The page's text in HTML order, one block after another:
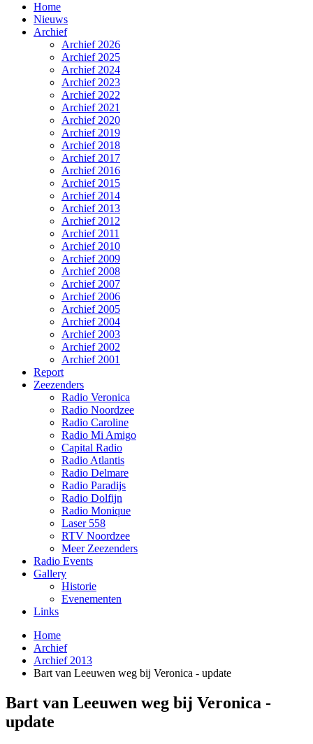
Home
Nieuws
Archief
Archief 2026
Archief 2025
Archief 2024
Archief 2023
Archief 2022
Archief 2021
Archief 2020
Archief 2019
Archief 2018
Archief 2017
Archief 2016
Archief 2015
Archief 2014
Archief 2013
Archief 2012
Archief 2011
Archief 2010
Archief 2009
Archief 2008
Archief 2007
Archief 2006
Archief 2005
Archief 2004
Archief 2003
Archief 2002
Archief 2001
Report
Zeezenders
Radio Veronica
Radio Noordzee
Radio Caroline
Radio Mi Amigo
Capital Radio
Radio Atlantis
Radio Delmare
Radio Paradijs
Radio Dolfijn
Radio Monique
Laser 558
RTV Noordzee
Meer Zeezenders
Radio Events
Gallery
Historie
Evenementen
Links
Home
Archief
Archief 2013
Bart van Leeuwen weg bij Veronica - update
Bart van Leeuwen weg bij Veronica -
update